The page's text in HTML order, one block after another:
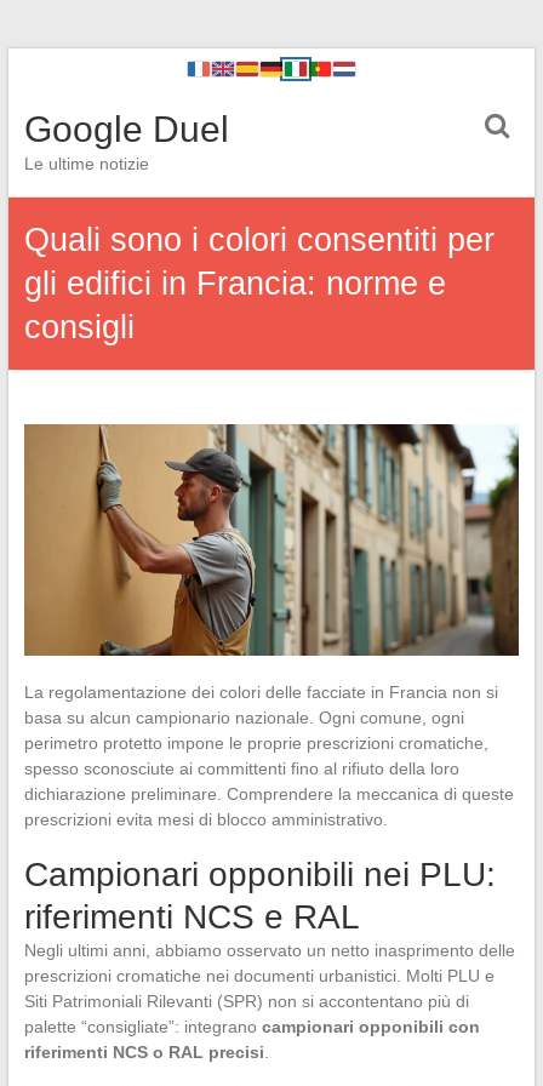
Google Duel
Le ultime notizie
Quali sono i colori consentiti per
gli edifici in Francia: norme e
consigli
La regolamentazione dei colori delle facciate in Francia non si
basa su alcun campionario nazionale. Ogni comune, ogni
perimetro protetto impone le proprie prescrizioni cromatiche,
spesso sconosciute ai committenti fino al rifiuto della loro
dichiarazione preliminare. Comprendere la meccanica di queste
prescrizioni evita mesi di blocco amministrativo.
Campionari opponibili nei PLU:
riferimenti NCS e RAL
Negli ultimi anni, abbiamo osservato un netto inasprimento delle
prescrizioni cromatiche nei documenti urbanistici. Molti PLU e
Siti Patrimoniali Rilevanti (SPR) non si accontentano più di
palette “consigliate”: integrano campionari opponibili con
riferimenti NCS o RAL precisi